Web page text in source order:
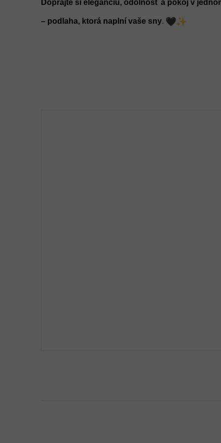
Doprajte si eleganciu, odolnosť a pokoj v
– podlaha, ktorá naplní vaše sny.